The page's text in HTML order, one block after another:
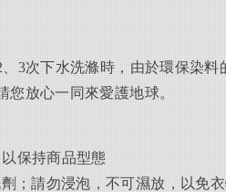
3次下水洗滌時，由於環保染
您放心一同來愛護地球。
保持商品型態
；請勿浸泡，不可濕放，以免